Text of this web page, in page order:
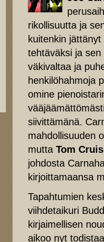
rikollisuutta ja
kuitenkin
tehtäväksi ja
väkivaltaa ja
henkilöhahmoja
omine
siivittämänä.
mahdollisuuden
mutta Tom
johdosta
kirjoittamaansa
Tapahtumien
viihdetaikuri
kirjaimellisen
aikoo nyt